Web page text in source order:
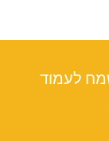
לעמוד